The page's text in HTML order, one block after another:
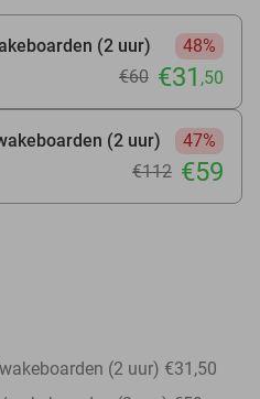
(2 uur)
48%
€60 €31 ,50
(2 uur)
47%
€112 €59
(2 uur) €31,50